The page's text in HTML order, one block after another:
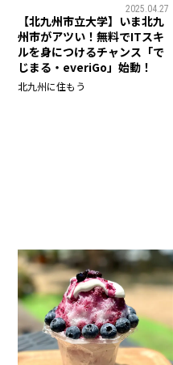
2025.04.27
【北九州市立大学】いま北九
州市がアツい！無料でITスキ
ルを身につけるチャンス「で
じまる・everiGo」始動！
北九州に住もう